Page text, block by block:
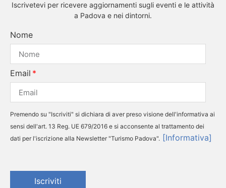
Iscrivetevi per ricevere aggiornamenti sugli eventi e le attività
a Padova e nei dintorni.
Nome
Email
Premendo su "Iscriviti" si dichiara di aver preso visione dell'informativa ai
sensi dell'art. 13 Reg. UE 679/2016 e si acconsente al trattamento dei
dati per l'iscrizione alla Newsletter "Turismo Padova". [Informativa]
Iscriviti